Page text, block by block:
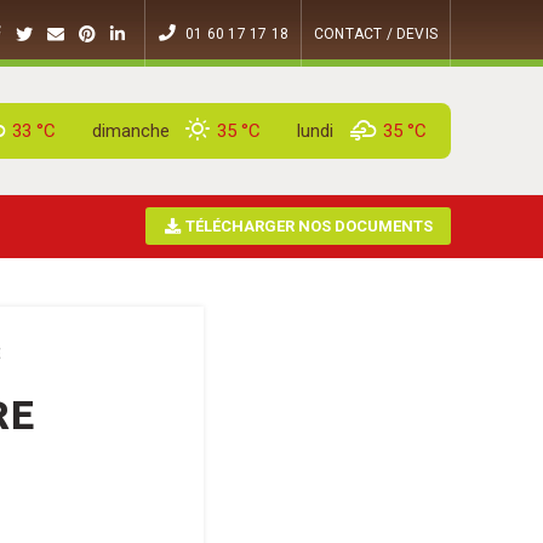
01 60 17 17 18 CONTACT / DEVIS
33 °C dimanche 35 °C lundi 35 °C
TÉLÉCHARGER NOS DOCUMENTS